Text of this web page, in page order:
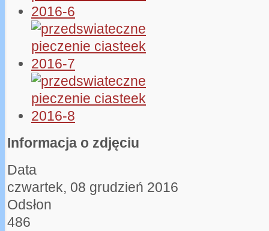
Informacja o zdjęciu
Data
czwartek, 08 grudzień 2016
Odsłon
486